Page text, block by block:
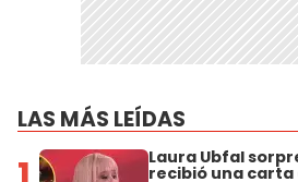
LAS MÁS LEÍDAS
Laura Ubfal
recibió una